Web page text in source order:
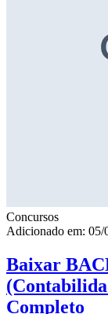
Concursos
Adicionado em: 05/
Baixar
Completo